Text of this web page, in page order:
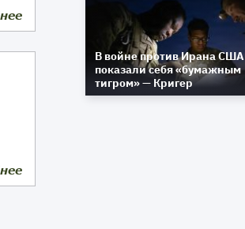
В войне против Ирана США
показали себя «бумажным
тигром» — Кригер